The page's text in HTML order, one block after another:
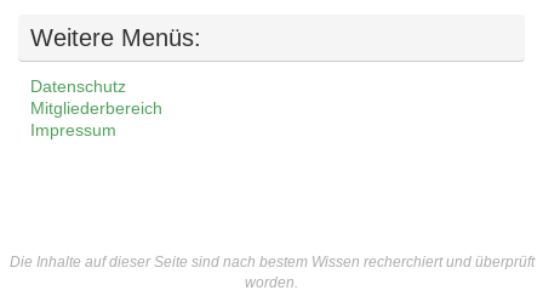
Weitere Menüs:
Datenschutz
Mitgliederbereich
Impressum
Die Inhalte auf dieser Seite sind nach bestem Wissen recherchiert und überprüft
worden.